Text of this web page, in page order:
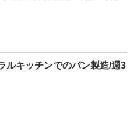
ルキッチンでのパン製造/週3